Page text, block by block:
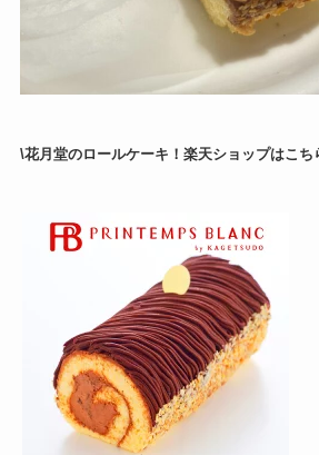
\花月堂のロールケーキ！楽天ショップはこち